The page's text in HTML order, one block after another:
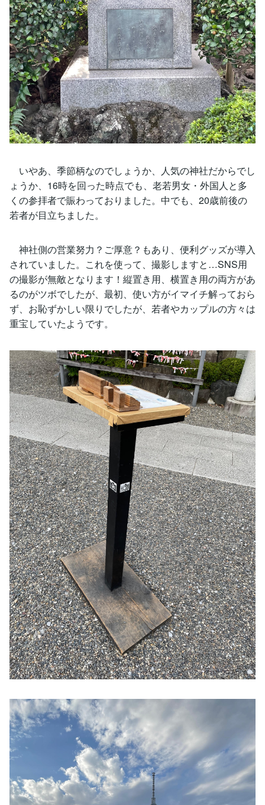
いやあ、季節柄なのでしょうか、人気の神社だからでし
ょうか、16時を回った時点でも、老若男女・外国人と多
くの参拝者で賑わっておりました。中でも、20歳前後の
若者が目立ちました。
神社側の営業努力？ご厚意？もあり、便利グッズが導入
されていました。これを使って、撮影しますと…SNS用
の撮影が無敵となります！縦置き用、横置き用の両方があ
るのがツボでしたが、最初、使い方がイマイチ解っておら
ず、お恥ずかしい限りでしたが、若者やカップルの方々は
重宝していたようです。